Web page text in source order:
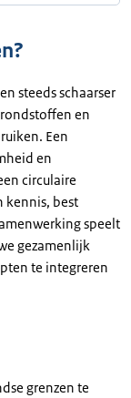
steeds schaarser
en
Een
en
circulaire
kennis, best
speelt
gezamenlijk
te integreren
grenzen te